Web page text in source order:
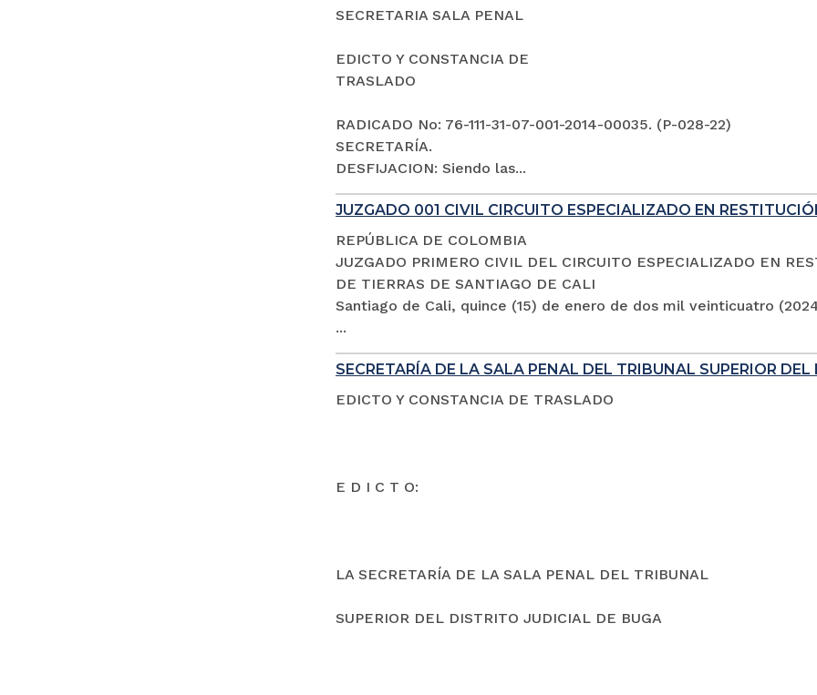
SECRETARIA SALA PENAL
EDICTO Y CONSTANCIA DE
TRASLADO
RADICADO No: 76-111-31-07-001-2014-00035. (P-028-22)
SECRETARÍA.
DESFIJACION: Siendo las...
JUZGADO 001 CIVIL CIRCUITO ESPECIALIZADO EN
REPÚBLICA DE COLOMBIA
JUZGADO PRIMERO CIVIL DEL CIRCUITO ESPECIALIZADO EN
DE TIERRAS DE SANTIAGO DE CALI
Santiago de Cali, quince (15) de enero de dos mil veinticuatro
...
SECRETARÍA DE LA SALA PENAL DEL TRIBUNAL SUPERIOR
EDICTO Y CONSTANCIA DE TRASLADO
E D I C T O:
LA SECRETARÍA DE LA SALA PENAL DEL TRIBUNAL
SUPERIOR DEL DISTRITO JUDICIAL DE BUGA